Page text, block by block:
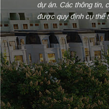
dự án. Các thông tin,
được quy định cụ thể